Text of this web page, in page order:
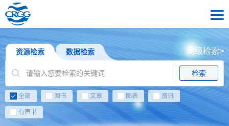
资源检索 数据检索
检索
高级检索>
全部 图书 文章 图表 资讯
有声书